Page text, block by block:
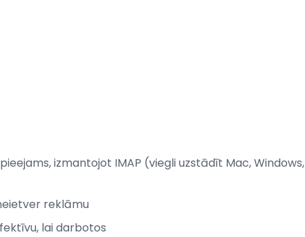
izmantojot IMAP (viegli uzstādīt Mac, Windows,
reklāmu
lai darbotos